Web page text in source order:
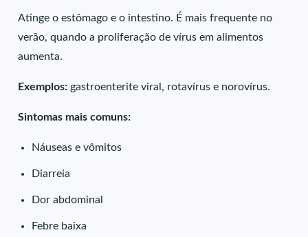
Atinge o estômago e o intestino. É mais frequente no
verão, quando a proliferação de vírus em alimentos
aumenta.
Exemplos: gastroenterite viral, rotavírus e norovírus.
Sintomas mais comuns:
Náuseas e vômitos
Diarreia
Dor abdominal
Febre baixa